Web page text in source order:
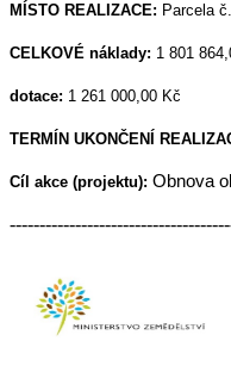
MÍSTO REALIZACE: Parcela
CELKOVÉ náklady: 1 801
dotace: 1 261 000,00 Kč
TERMÍN UKONČENÍ
Cíl akce (projektu): Obnova